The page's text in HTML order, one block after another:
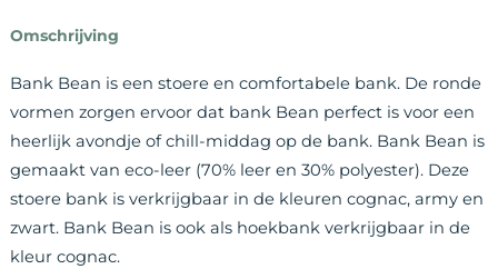
Omschrijving
Bank Bean is een stoere en comfortabele bank. De ronde
vormen zorgen ervoor dat bank Bean perfect is voor een
heerlijk avondje of chill-middag op de bank. Bank Bean is
gemaakt van eco-leer (70% leer en 30% polyester). Deze
stoere bank is verkrijgbaar in de kleuren cognac, army en
zwart. Bank Bean is ook als hoekbank verkrijgbaar in de
kleur cognac.